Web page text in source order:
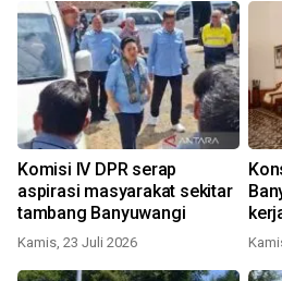
Komisi IV DPR serap
aspirasi masyarakat sekitar
tambang Banyuwangi
Kamis, 23 Juli 2026